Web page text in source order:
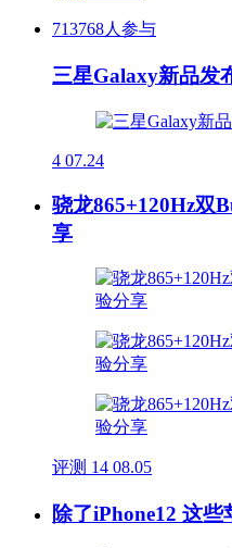
713768人参与
三星Galaxy新品发
4 07.24
骁龙865+120Hz双
享
评测 14 08.05
除了iPhone12 这